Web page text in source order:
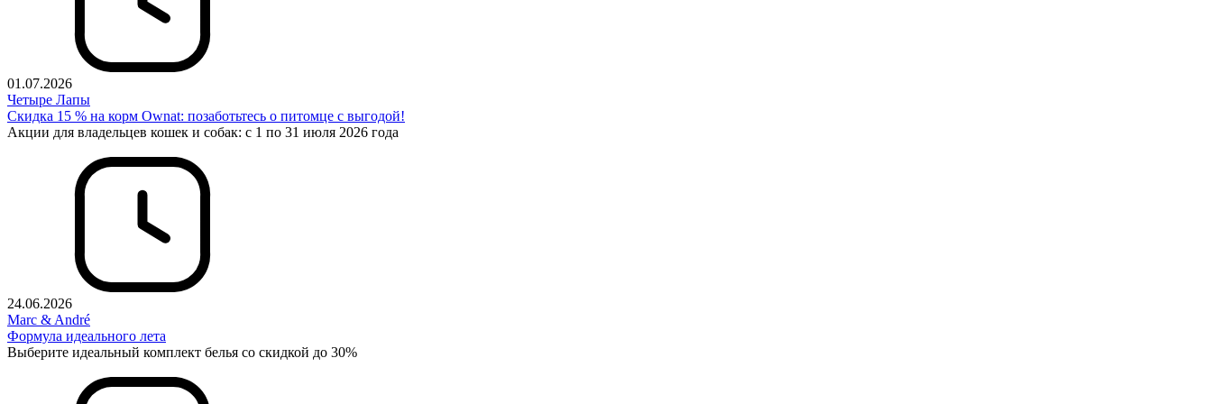
01.07.2026
Четыре Лапы
Cкидка 15 % на корм Ownat: позаботьтесь о питомце с выгодой!
Акции для владельцев кошек и собак: с 1 по 31 июля 2026 года
24.06.2026
Marc & André
Формула идеального лета
Выберите идеальный комплект белья со скидкой до 30%